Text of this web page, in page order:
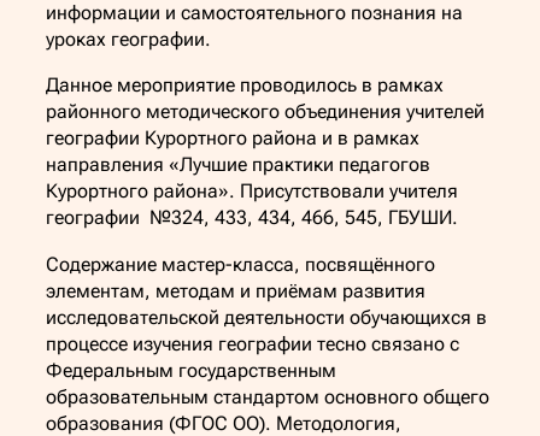
информации и самостоятельного познания на
уроках географии.
Данное мероприятие проводилось в рамках
районного методического объединения учителей
географии Курортного района и в рамках
направления «Лучшие практики педагогов
Курортного района». Присутствовали учителя
географии №324, 433, 434, 466, 545, ГБУШИ.
Содержание мастер-класса, посвящённого
элементам, методам и приёмам развития
исследовательской деятельности обучающихся в
процессе изучения географии тесно связано с
Федеральным государственным
образовательным стандартом основного общего
образования (ФГОС ОО). Методология,